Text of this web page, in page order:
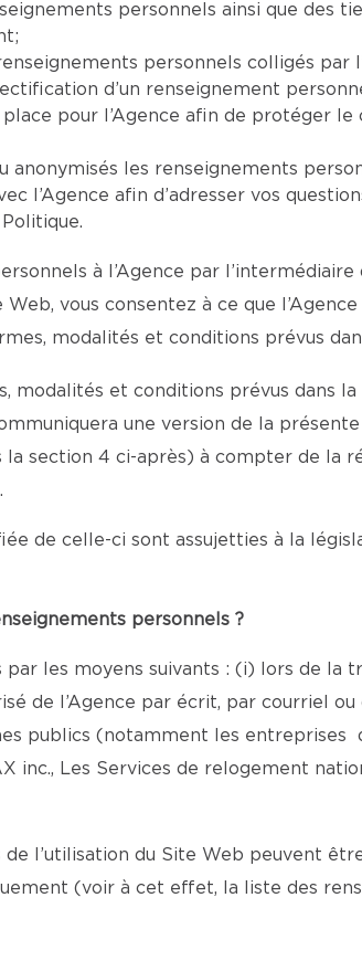
personnels ainsi que des
personnels colligés par
d’un renseignement
pour l’Agence afin de protéger
les renseignements
l’Agence afin d’adresser vos
à l’Agence par
vous consentez à ce que
modalités et conditions prévus
modalités et conditions prévus dans
une version de la
section 4 ci-après) à compter de la
de celle-ci sont assujetties à la
personnels ?
par les moyens suivants : (i) lors de la
de l’Agence par écrit, par courriel
publics (notamment les entreprises
inc., Les Services de relogement
l’utilisation du Site Web peuvent
(voir à cet effet, la liste des